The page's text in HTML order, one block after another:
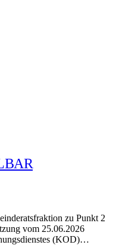
zu Punkt 2
vom 25.06.2026
(KOD)…